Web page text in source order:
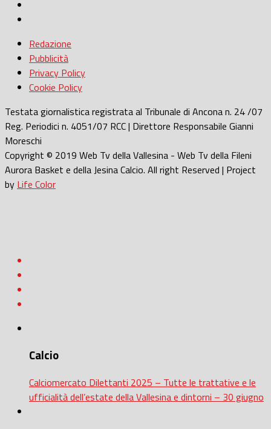
Redazione
Pubblicità
Privacy Policy
Cookie Policy
Testata giornalistica registrata al Tribunale di Ancona n. 24 /07
Reg. Periodici n. 4051/07 RCC | Direttore Responsabile Gianni
Moreschi
Copyright © 2019 Web Tv della Vallesina - Web Tv della Fileni
Aurora Basket e della Jesina Calcio. All right Reserved | Project
by Life Color
Calcio
Calciomercato Dilettanti 2025 – Tutte le trattative e le
ufficialità dell’estate della Vallesina e dintorni – 30 giugno